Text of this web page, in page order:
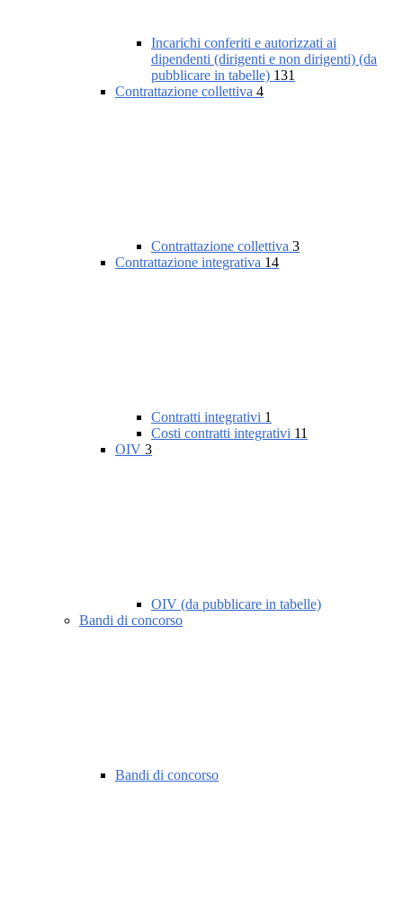
Incarichi conferiti e autorizzati ai
dipendenti (dirigenti e non dirigenti) (da
pubblicare in tabelle) 131
Contrattazione collettiva 4
Contrattazione collettiva 3
Contrattazione integrativa 14
Contratti integrativi 1
Costi contratti integrativi 11
OIV 3
OIV (da pubblicare in tabelle)
Bandi di concorso
Bandi di concorso